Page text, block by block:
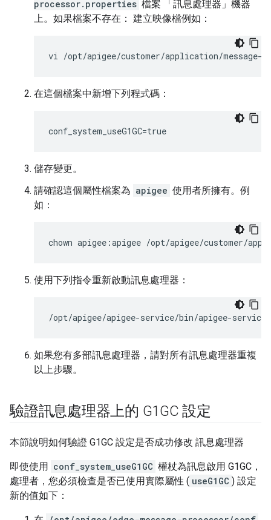
processor.properties 檔案 「訊息處理器」機器
上。如果檔案不存在： 建立映像檔例如：
vi /opt/apigee/customer/application/message-
在這個檔案中新增下列程式碼：
conf_system_useG1GC=true
儲存變更。
請確認這個屬性檔案為 apigee 使用者所擁有。例
如：
chown apigee:apigee /opt/apigee/customer/
使用下列指令重新啟動訊息處理器：
/opt/apigee/apigee-service/bin/apigee-service
如果您有多部訊息處理器，請對所有訊息處理器重複
以上步驟。
驗證訊息處理器上的 G1GC 設定
本節說明如何驗證 G1GC 設定是否成功修改 訊息處理器
即使使用 conf_system_useG1GC 權杖為訊息啟用 G1GC，
處理者，您必須檢查是否已使用實際屬性 ( useG1GC ) 設定
新的值如下：